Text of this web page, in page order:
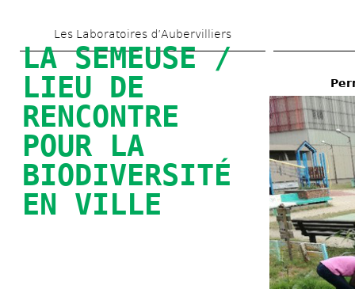
au
contenu
principal
Les Laboratoires d’Aubervilliers
LA SEMEUSE /
LIEU DE
RENCONTRE
POUR LA
BIODIVERSITÉ
EN VILLE